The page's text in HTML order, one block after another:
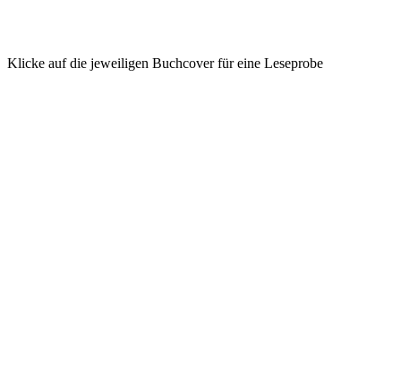
Klicke auf die jeweiligen Buchcover für eine Leseprobe